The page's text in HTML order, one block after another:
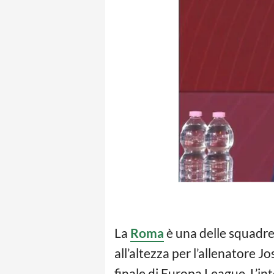
La Roma è una delle
all’altezza per l’allenatore